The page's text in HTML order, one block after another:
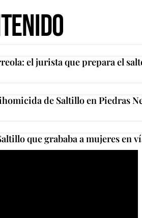
el jurista que prepara el
de Saltillo en Piedras
que grababa a mujeres en